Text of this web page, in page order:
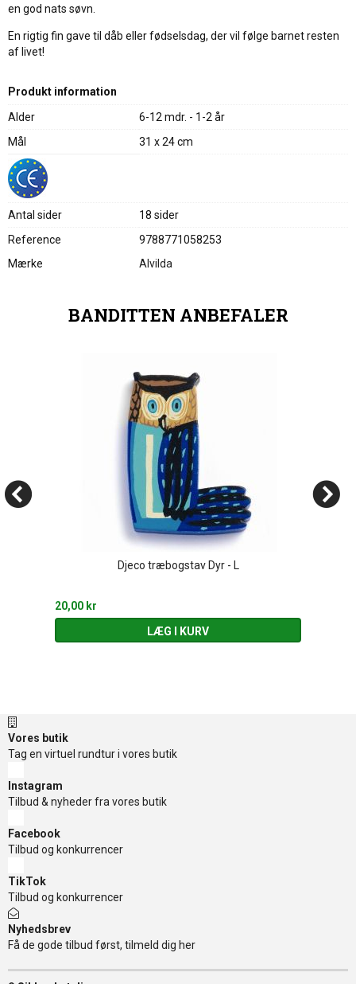
en god nats søvn.
En rigtig fin gave til dåb eller fødselsdag, der vil følge barnet resten
af livet!
Produkt information
Alder
6-12 mdr. - 1-2 år
Mål
31 x 24 cm
Antal sider
18 sider
Reference
9788771058253
Mærke
Alvilda
BANDITTEN ANBEFALER
Djeco træbogstav Dyr - L
20,00 kr
LÆG I KURV
Vores butik
Tag en virtuel rundtur i vores butik
Instagram
Tilbud & nyheder fra vores butik
Facebook
Tilbud og konkurrencer
TikTok
Tilbud og konkurrencer
Nyhedsbrev
Få de gode tilbud først, tilmeld dig her